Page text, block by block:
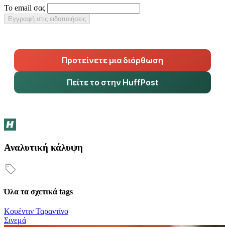
Το email σας
Εγγραφή στις ειδοποιήσεις
Προτείνετε μια διόρθωση
Πείτε το στην HuffPost
Αναλυτική κάλυψη
Όλα τα σχετικά tags
Κουέντιν Ταραντίνο
Σινεμά